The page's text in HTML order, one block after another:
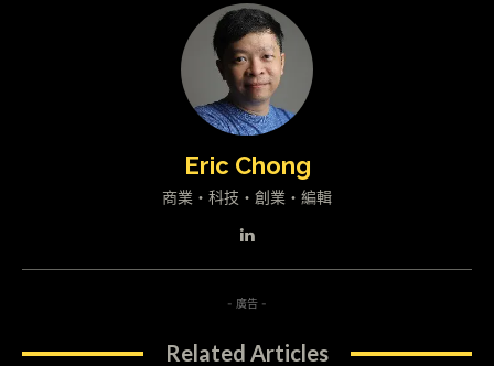
Eric Chong
商業・科技・創業・編輯
- 廣告 -
Related Articles